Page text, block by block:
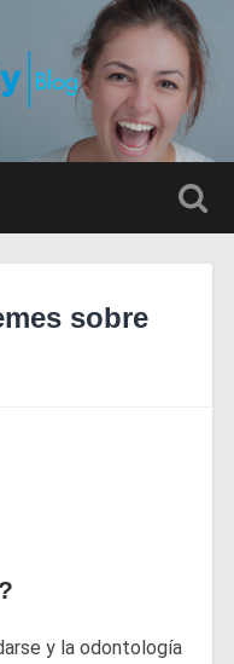
sobre
y la odontología